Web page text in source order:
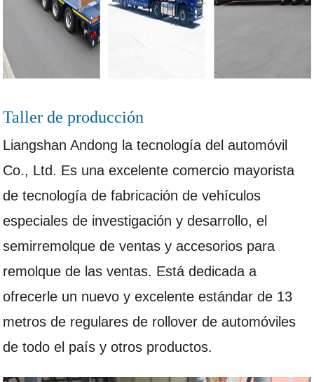
Taller de producción
Liangshan Andong la tecnología del automóvil
Co., Ltd. Es una excelente comercio mayorista
de tecnología de fabricación de vehículos
especiales de investigación y desarrollo, el
semirremolque de ventas y accesorios para
remolque de las ventas. Está dedicada a
ofrecerle un nuevo y excelente estándar de 13
metros de regulares de rollover de automóviles
de todo el país y otros productos.